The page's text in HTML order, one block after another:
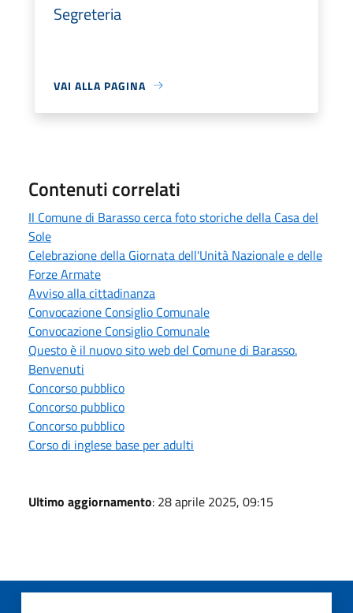
Segreteria
VAI ALLA PAGINA
Contenuti correlati
Il Comune di Barasso cerca foto storiche della Casa del
Sole
Celebrazione della Giornata dell'Unità Nazionale e delle
Forze Armate
Avviso alla cittadinanza
Convocazione Consiglio Comunale
Convocazione Consiglio Comunale
Questo è il nuovo sito web del Comune di Barasso.
Benvenuti
Concorso pubblico
Concorso pubblico
Concorso pubblico
Corso di inglese base per adulti
Ultimo aggiornamento: 28 aprile 2025, 09:15